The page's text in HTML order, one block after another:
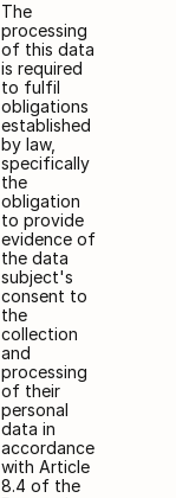
The
processing
of this data
is required
to fulfil
obligations
established
by law,
specifically
the
obligation
to provide
evidence of
the data
subject's
consent to
the
collection
and
processing
of their
personal
data in
accordance
with Article
8.4 of the